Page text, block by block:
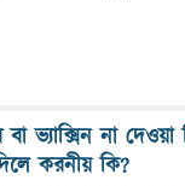
বা ভ্যাক্সিন না দেওয়া
করনীয় কি?